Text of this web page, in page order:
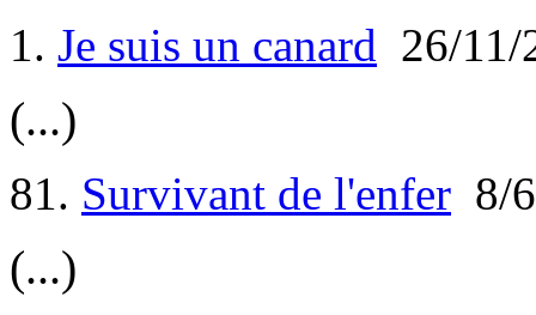
1. Je suis un canard 26/11/
(...)
81. Survivant de l'enfer 8/
(...)